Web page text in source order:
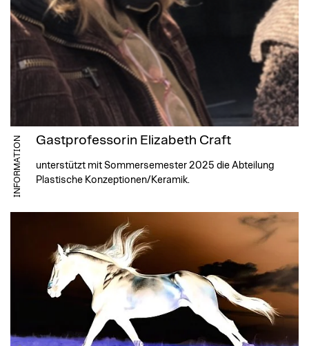
INFORMATION Gastprofessorin Elizabeth Craft
unterstützt mit Sommersemester 2025 die Abteilung
Plastische Konzeptionen/Keramik.